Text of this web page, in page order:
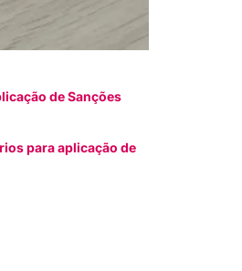
de Sanções
para aplicação de